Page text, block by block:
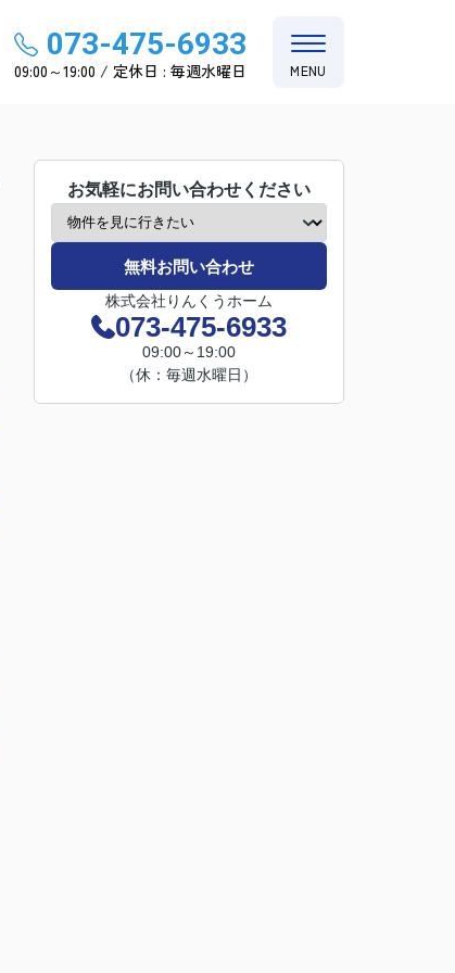
073-475-6933
09:00～19:00 / 定休日 : 毎週水曜日 MENU
お気軽にお問い合わせください
無料お問い合わせ
株式会社りんくうホーム
073-475-6933
09:00～19:00
（休：毎週水曜日）